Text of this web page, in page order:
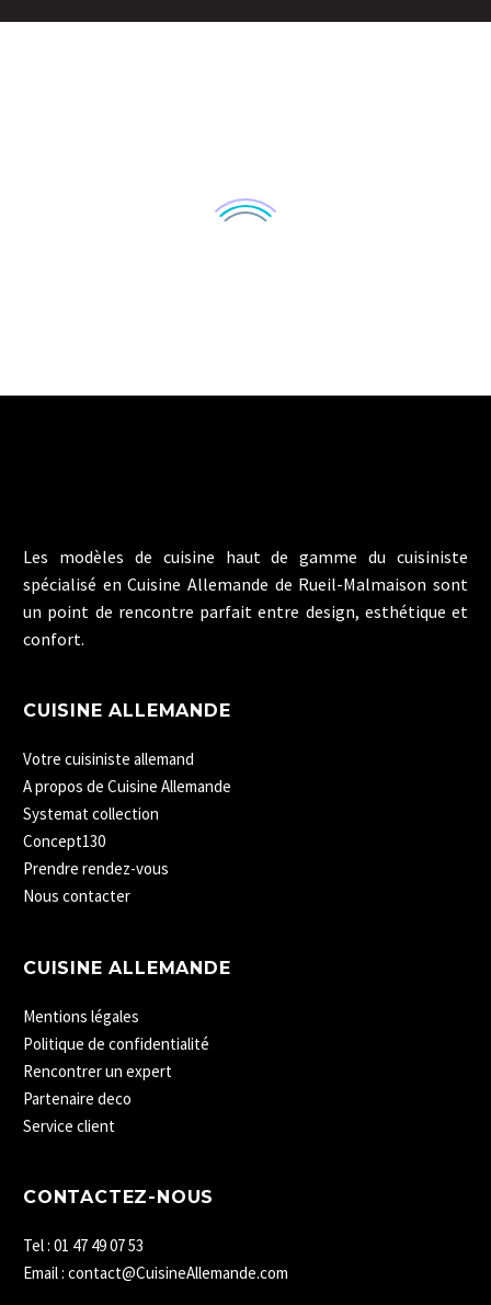
Les modèles de cuisine haut de gamme du cuisiniste
spécialisé en Cuisine Allemande de Rueil-Malmaison sont
un point de rencontre parfait entre design, esthétique et
confort.
CUISINE ALLEMANDE
Votre cuisiniste allemand
A propos de Cuisine Allemande
Systemat collection
Concept130
Prendre rendez-vous
Nous contacter
CUISINE ALLEMANDE
Mentions légales
Politique de confidentialité
Rencontrer un expert
Partenaire deco
Service client
CONTACTEZ-NOUS
Tel : 01 47 49 07 53
Email : contact@CuisineAllemande.com